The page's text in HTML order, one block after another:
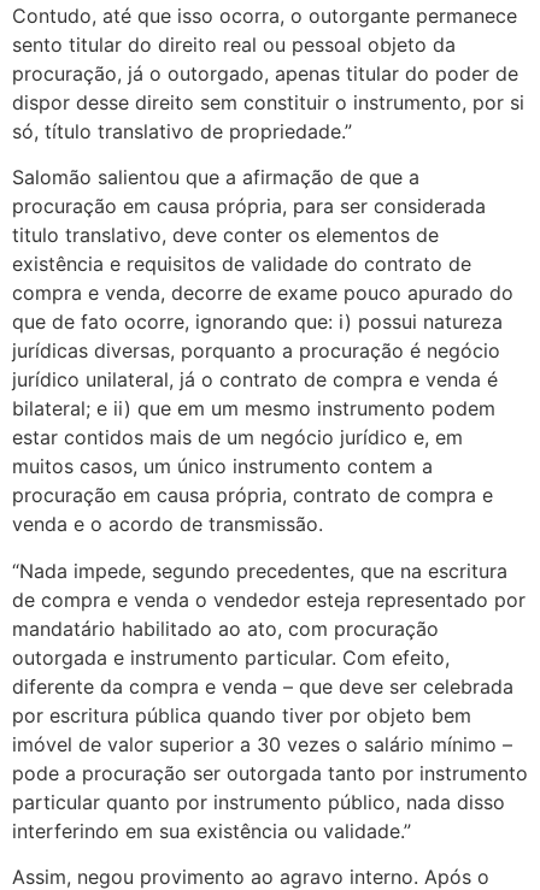
Contudo, até que isso ocorra, o outorgante permanece
sento titular do direito real ou pessoal objeto da
procuração, já o outorgado, apenas titular do poder de
dispor desse direito sem constituir o instrumento, por si
só, título translativo de propriedade.”
Salomão salientou que a afirmação de que a
procuração em causa própria, para ser considerada
titulo translativo, deve conter os elementos de
existência e requisitos de validade do contrato de
compra e venda, decorre de exame pouco apurado do
que de fato ocorre, ignorando que: i) possui natureza
jurídicas diversas, porquanto a procuração é negócio
jurídico unilateral, já o contrato de compra e venda é
bilateral; e ii) que em um mesmo instrumento podem
estar contidos mais de um negócio jurídico e, em
muitos casos, um único instrumento contem a
procuração em causa própria, contrato de compra e
venda e o acordo de transmissão.
“Nada impede, segundo precedentes, que na escritura
de compra e venda o vendedor esteja representado por
mandatário habilitado ao ato, com procuração
outorgada e instrumento particular. Com efeito,
diferente da compra e venda – que deve ser celebrada
por escritura pública quando tiver por objeto bem
imóvel de valor superior a 30 vezes o salário mínimo –
pode a procuração ser outorgada tanto por instrumento
particular quanto por instrumento público, nada disso
interferindo em sua existência ou validade.”
Assim, negou provimento ao agravo interno. Após o